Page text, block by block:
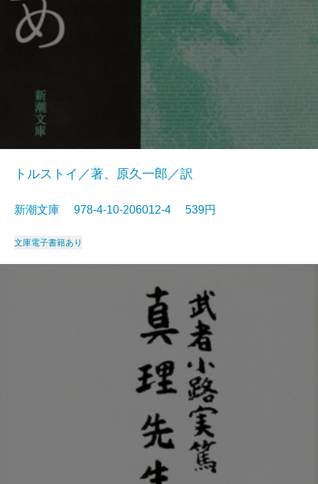
トルストイ／著、原久一郎／訳
新潮文庫 978-4-10-206012-4 539円
文庫電子書籍あり